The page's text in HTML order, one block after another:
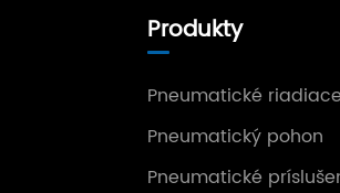
Produkty
Pneumatické
Pneumatický pohon
Pneumatické